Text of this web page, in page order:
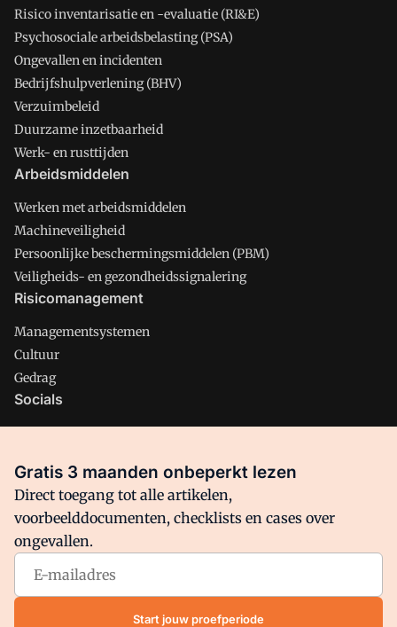
Risico inventarisatie en -evaluatie (RI&E)
Psychosociale arbeidsbelasting (PSA)
Ongevallen en incidenten
Bedrijfshulpverlening (BHV)
Verzuimbeleid
Duurzame inzetbaarheid
Werk- en rusttijden
Arbeidsmiddelen
Werken met arbeidsmiddelen
Machineveiligheid
Persoonlijke beschermingsmiddelen (PBM)
Veiligheids- en gezondheidssignalering
Risicomanagement
Managementsystemen
Cultuur
Gedrag
Socials
Facebook
Arbo is onderdeel van VMN media. Lees inons manifestwaar
VMN media voor staat. Op gebruik van deze site zijn de
volgende regelingen van toepassing:Algemene Voorwaarden
Privacy en Cookie beleid|Privacy instellingen
Gratis 3 maanden onbeperkt lezen
Direct toegang tot alle artikelen,
voorbeelddocumenten, checklists en cases over
ongevallen.
Start jouw proefperiode